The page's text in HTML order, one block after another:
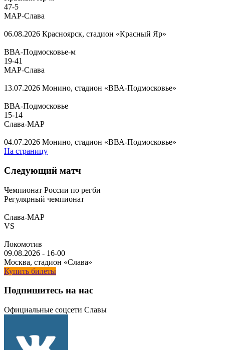
47-5
МАР-Слава
06.08.2026 Красноярск, стадион «Красный Яр»
ВВА-Подмосковье-м
19-41
МАР-Слава
13.07.2026 Монино, стадион «ВВА-Подмосковье»
ВВА-Подмосковье
15-14
Слава-МАР
04.07.2026 Монино, стадион «ВВА-Подмосковье»
На страницу
Следующий матч
Чемпионат России по регби
Регулярный чемпионат
Слава-МАР
VS
Локомотив
09.08.2026 - 16-00
Москва, стадион «Слава»
Купить билеты
Подпишитесь на нас
Официальные соцсети Славы